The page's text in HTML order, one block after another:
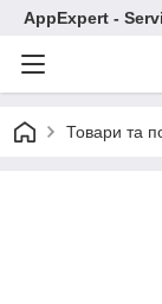
AppExpert -
Товари та